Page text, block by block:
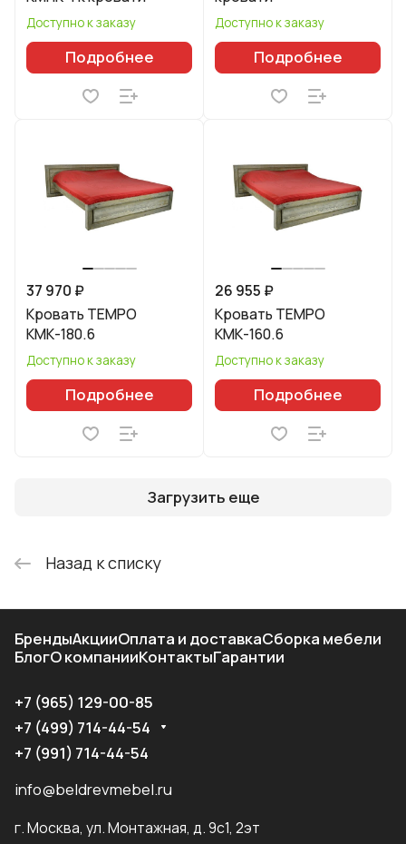
Доступно к заказу
Подробнее
Доступно к заказу
Подробнее
37 970 ₽
Кровать TEMPO
КМК-180.6
Доступно к заказу
Подробнее
26 955 ₽
Кровать TEMPO
КМК-160.6
Доступно к заказу
Подробнее
Загрузить еще
Назад к списку
БрендыАкцииОплата и доставкаСборка мебели
БлогО компанииКонтактыГарантии
+7 (965) 129-00-85
+7 (499) 714-44-54
+7 (991) 714-44-54
info@beldrevmebel.ru
г. Москва, ул. Монтажная, д. 9с1, 2эт